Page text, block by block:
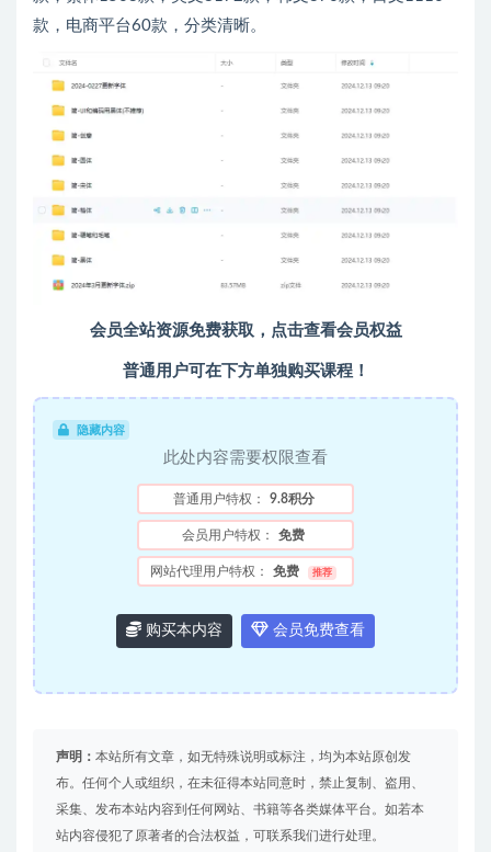
款，电商平台60款，分类清晰。
会员全站资源免费获取，点击查看会员权益
普通用户可在下方单独购买课程！
隐藏内容
此处内容需要权限查看
普通用户特权： 9.8积分
会员用户特权： 免费
网站代理用户特权： 免费 推荐
购买本内容 会员免费查看
声明： 本站所有文章，如无特殊说明或标注，均为本站原创发
布。任何个人或组织，在未征得本站同意时，禁止复制、盗用、
采集、发布本站内容到任何网站、书籍等各类媒体平台。如若本
站内容侵犯了原著者的合法权益，可联系我们进行处理。